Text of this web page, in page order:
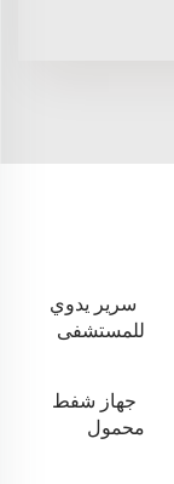
سرير يدوي
للمستشفى
جهاز شفط
محمول